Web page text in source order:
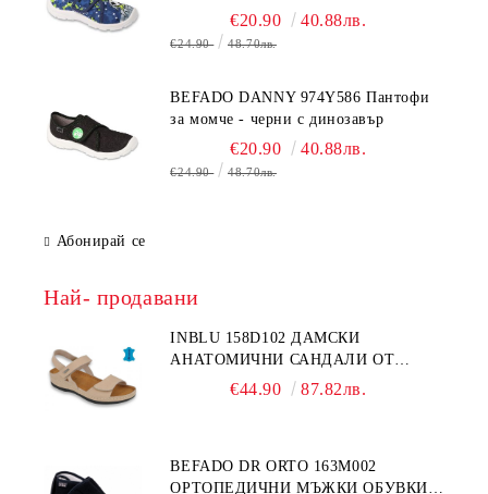
€20.90 40.88лв.
€24.90 48.70лв.
BEFADO DANNY 974Y586 Пантофи
за момче - черни с динозавър
€20.90 40.88лв.
€24.90 48.70лв.
Абонирай се
Най- продавани
INBLU 158D102 ДАМСКИ
АНАТОМИЧНИ САНДАЛИ ОТ
ЕСТЕСТВЕНА КОЖА, БЕЖОВИ
€44.90 87.82лв.
BEFADO DR ORTO 163M002
ОРТОПЕДИЧНИ МЪЖКИ ОБУВКИ